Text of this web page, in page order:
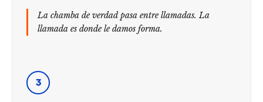
La chamba de verdad pasa entre llamadas. La
llamada es donde le damos forma.
3